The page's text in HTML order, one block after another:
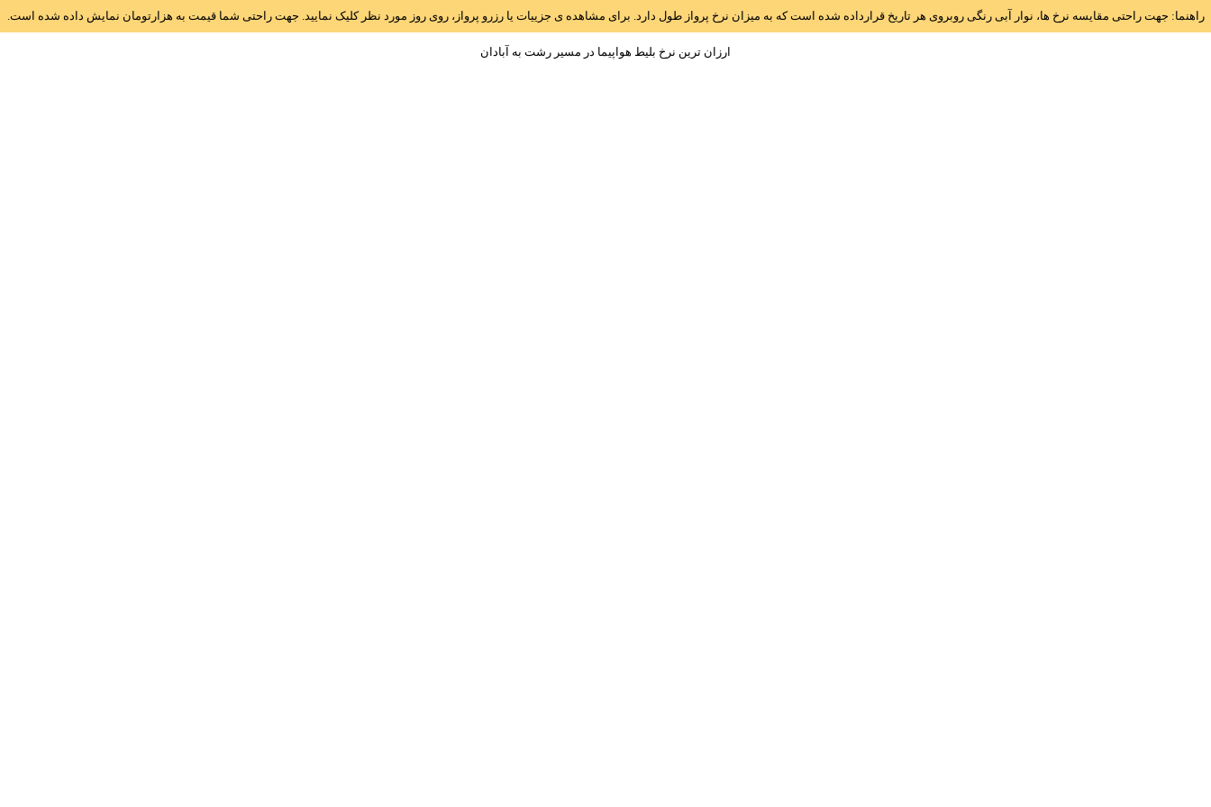
راهنما: جهت راحتی مقایسه نرخ ها، نوار آبی رنگی روبروی هر تاریخ قرارداده شده است که به میزان نرخ پرواز طول دارد. برای مشاهده ی جزییات یا رزرو پرواز، روی روز مورد نظر کلیک نمایید. جهت راحتی شما قیمت به هزارتومان نمایش داده شده است.
ارزان ترین نرخ بلیط هواپیما در مسیر رشت به آبادان